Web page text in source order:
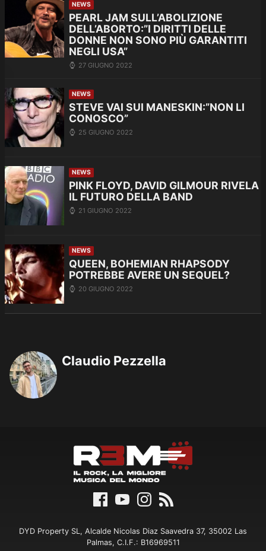
NEWS
PEARL JAM SULL’ABOLIZIONE
DELL’ABORTO:”I DIRITTI DELLE
DONNE NON SONO PIÙ GARANTITI
NEGLI USA”
27 GIUGNO 2022
NEWS
STEVE VAI SUI MANESKIN:”NON LI
CONOSCO”
25 GIUGNO 2022
NEWS
PINK FLOYD, DAVID GILMOUR RIVELA
IL FUTURO DELLA BAND
21 GIUGNO 2022
NEWS
QUEEN, BOHEMIAN RHAPSODY
POTREBBE AVERE UN SEQUEL?
20 GIUGNO 2022
Claudio Pezzella
DYD Property SL, Alcalde Nicolas Diaz Saavedra 37, 35002 Las
Palmas, C.I.F.: B16969511